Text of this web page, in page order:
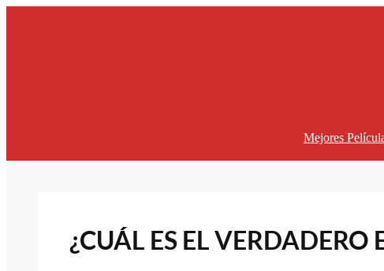
Mejores
¿CUÁL ES EL VERDADERO